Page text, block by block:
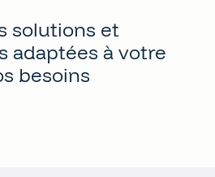
solutions et
adaptées à votre
besoins